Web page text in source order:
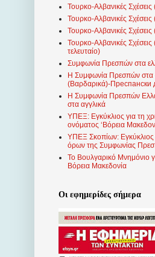
Τουρκο-Αλβανικές
Τουρκο-Αλβανικές
Τουρκο-Αλβανικές
Τουρκο-Αλβανικές
τελευταίο)
Συμφωνία Πρεσπών στα
Η Συμφωνία Πρεσπών στα
(Βαρδαρικά)-Преспански
Η Συμφωνία Πρεσπών
στα αγγλικά
ΥΠΕΞ: Εγκύκλιος για τη
ονόματος ‘Βόρεια
ΥΠΕΞ Σκοπίων: Εγκύκλιος
όρων της Συμφωνίας
Το Βουλγαρικό Μνημόνιο
Βόρεια Μακεδονία
Οι εφημερίδες σήμερα